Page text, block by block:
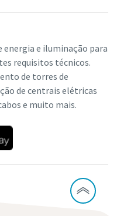
energia e iluminação para
requisitos técnicos.
de torres de
de centrais elétricas
e muito mais.